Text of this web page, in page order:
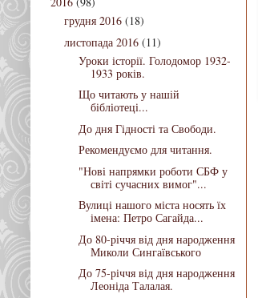
грудня 2016 (18)
листопада 2016 (11)
Уроки історії. Голодомор 1932-
1933 років.
Що читають у нашій
бібліотеці...
До дня Гідності та Свободи.
Рекомендуємо для читання.
"Нові напрямки роботи СБФ у
світі сучасних вимог"...
Вулиці нашого міста носять їх
імена: Петро Сагайда...
До 80-річчя від дня народження
Миколи Сингаївського
До 75-річчя від дня народження
Леоніда Талалая.